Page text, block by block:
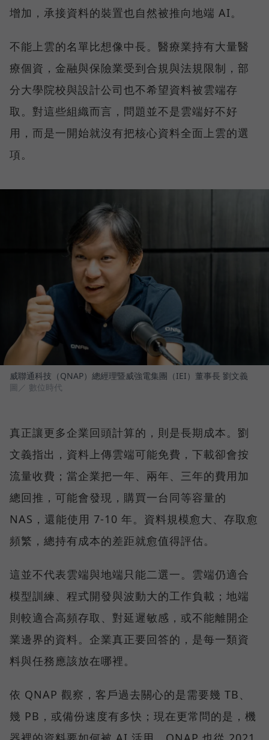
增加，承接資料的裝置也自然被推向地端 AI。
不能上雲的名單比想像中長。醫療業持有大量醫
療個資，金融與保險業受到合規與法規限制，部
分大學院校與設計公司也不希望資料被雲端存
取。對這些組織而言，問題並不是雲端好不好
用，而是一開始就沒有把核心資料全面上雲的選
項。
威聯通科技（QNAP）總經理暨威強電集團（IEI）董事長 劉文義
圖／ 數位時代
真正讓更多企業回頭計算的，則是長期成本。劉
文義指出，資料上傳雲端可能免費，下載卻會按
流量收費；當企業把一年、兩年、三年的費用加
總回推，可能會發現，購買一台同等容量的
NAS，還能使用 7-10 年。資料規模愈大、存取愈
頻繁，總持有成本的差距就愈值得評估。
這並不代表雲端與地端只能二選一。雲端仍適合
模型訓練、程式開發與波動大的工作負載；地端
則較適合高頻存取、對延遲敏感，或不能離開企
業邊界的資料。企業真正要回答的，是每一類資
料與任務應該放在哪裡。
依 QNAP 觀察，客戶過去關心的是需要幾 TB、
幾 PB，或備份速度有多快；現在更常問的是，機